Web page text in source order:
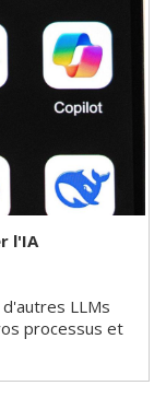
l'IA
LLMs
processus et